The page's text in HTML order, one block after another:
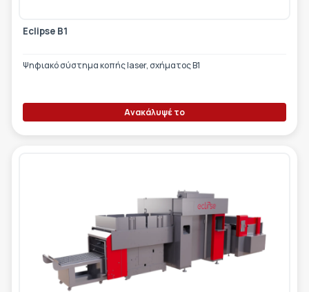
Eclipse B1
Ψηφιακό σύστημα κοπής laser, σχήματος Β1
Ανακάλυψέ το